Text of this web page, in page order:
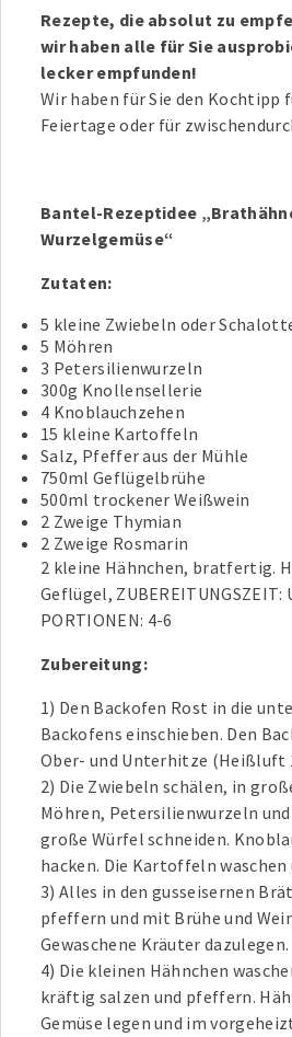
Rezepte, die absolut zu
wir haben alle für Sie
lecker empfunden!
Wir haben für Sie den Kochtipp
Feiertage oder für
Bantel-Rezeptidee
Wurzelgemüse“
Zutaten:
5 kleine Zwiebeln oder
5 Möhren
3 Petersilienwurzeln
300g Knollensellerie
4 Knoblauchzehen
15 kleine Kartoffeln
Salz, Pfeffer aus der Mühle
750ml Geflügelbrühe
500ml trockener Weißwein
2 Zweige Thymian
2 Zweige Rosmarin
2 kleine Hähnchen, bratfertig.
Geflügel, ZUBEREITUNGSZEIT:
PORTIONEN: 4-6
Zubereitung:
1) Den Backofen Rost in die
Backofens einschieben. Den
Ober- und Unterhitze (Heißluft
2) Die Zwiebeln schälen, in
Möhren, Petersilienwurzeln
große Würfel schneiden.
hacken. Die Kartoffeln waschen
3) Alles in den gusseisernen
pfeffern und mit Brühe und
Gewaschene Kräuter dazulegen.
4) Die kleinen Hähnchen
kräftig salzen und pfeffern.
Gemüse legen und im